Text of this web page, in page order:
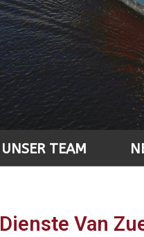
UNSER TEAM
Dienste Van